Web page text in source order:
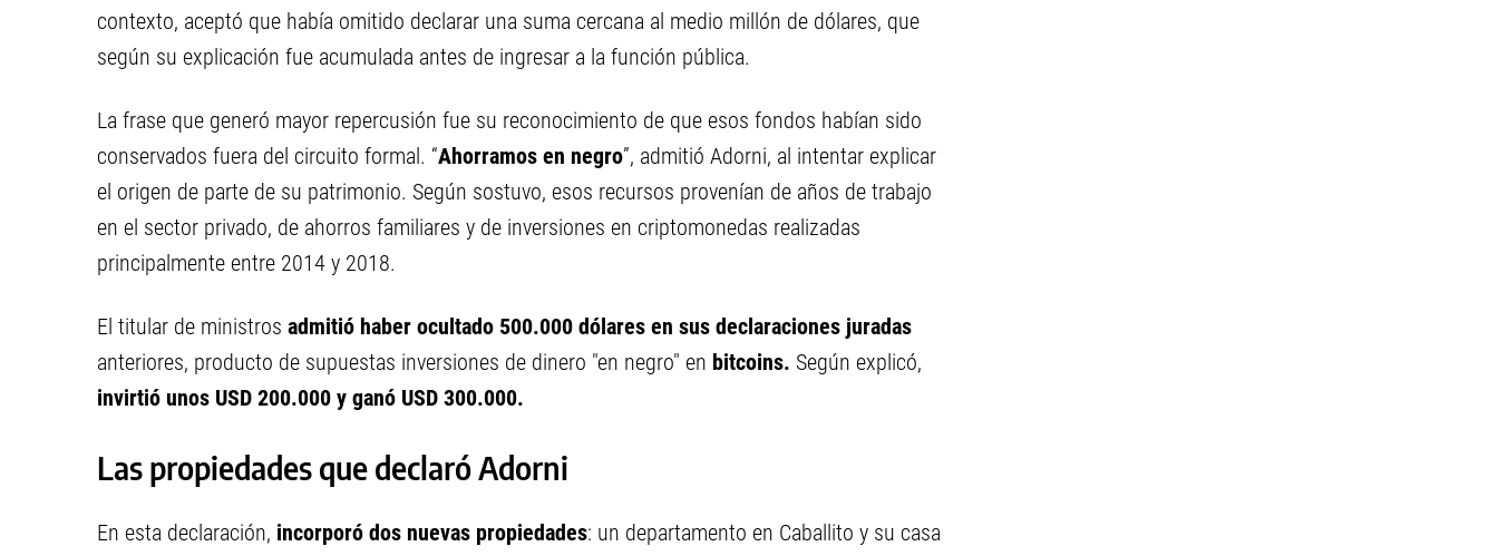
contexto, aceptó que había omitido declarar una suma cercana al medio millón de dólares, que
según su explicación fue acumulada antes de ingresar a la función pública.
La frase que generó mayor repercusión fue su reconocimiento de que esos fondos habían sido
conservados fuera del circuito formal. “Ahorramos en negro”, admitió Adorni, al intentar explicar
el origen de parte de su patrimonio. Según sostuvo, esos recursos provenían de años de trabajo
en el sector privado, de ahorros familiares y de inversiones en criptomonedas realizadas
principalmente entre 2014 y 2018.
El titular de ministros admitió haber ocultado 500.000 dólares en sus declaraciones juradas
anteriores, producto de supuestas inversiones de dinero "en negro" en bitcoins. Según explicó,
invirtió unos USD 200.000 y ganó USD 300.000.
Las propiedades que declaró Adorni
En esta declaración, incorporó dos nuevas propiedades: un departamento en Caballito y su casa